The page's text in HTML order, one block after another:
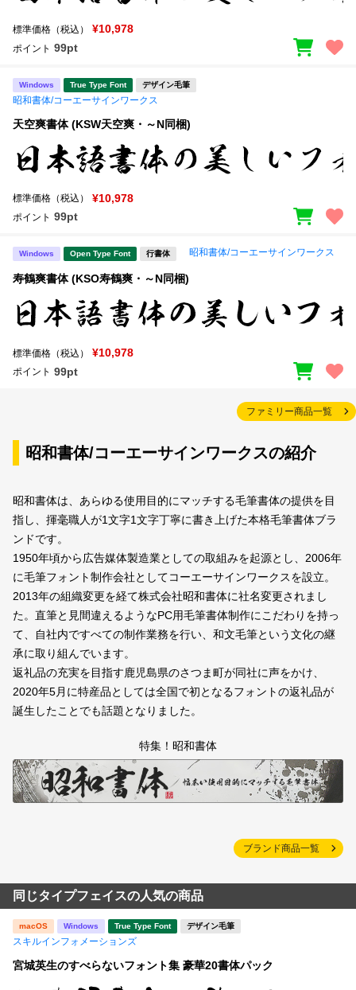
標準価格（税込） ¥10,978
ポイント 99pt
Windows True Type Font デザイン毛筆
昭和書体/コーエーサインワークス
天空爽書体 (KSW天空爽・～N同梱)
標準価格（税込） ¥10,978
ポイント 99pt
Windows Open Type Font 行書体 昭和書体/コーエーサインワークス
寿鶴爽書体 (KSO寿鶴爽・～N同梱)
標準価格（税込） ¥10,978
ポイント 99pt
ファミリー商品一覧
昭和書体/コーエーサインワークスの紹介
昭和書体は、あらゆる使用目的にマッチする毛筆書体の提供を目
指し、揮毫職人が1文字1文字丁寧に書き上げた本格毛筆書体ブラ
ンドです。
1950年頃から広告媒体製造業としての取組みを起源とし、2006年
に毛筆フォント制作会社としてコーエーサインワークスを設立。
2013年の組織変更を経て株式会社昭和書体に社名変更されまし
た。直筆と見間違えるようなPC用毛筆書体制作にこだわりを持っ
て、自社内ですべての制作業務を行い、和文毛筆という文化の継
承に取り組んでいます。
返礼品の充実を目指す鹿児島県のさつま町が同社に声をかけ、
2020年5月に特産品としては全国で初となるフォントの返礼品が
誕生したことでも話題となりました。
特集！昭和書体
ブランド商品一覧
同じタイプフェイスの人気の商品
macOS Windows True Type Font デザイン毛筆
スキルインフォメーションズ
宮城英生のすべらないフォント集 豪華20書体パック